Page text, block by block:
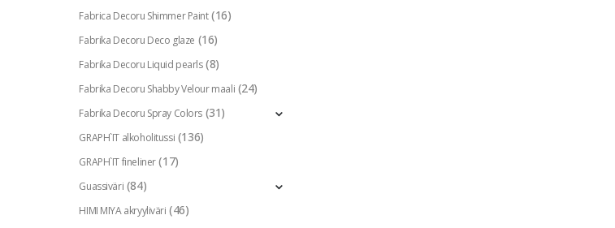
Fabrica Decoru Shimmer Paint (16)
Fabrika Decoru Deco glaze (16)
Fabrika Decoru Liquid pearls (8)
Fabrika Decoru Shabby Velour maali (24)
Fabrika Decoru Spray Colors (31)
GRAPH`IT alkoholitussi (136)
GRAPH`IT fineliner (17)
Guassiväri (84)
HIMI MIYA akryyliväri (46)